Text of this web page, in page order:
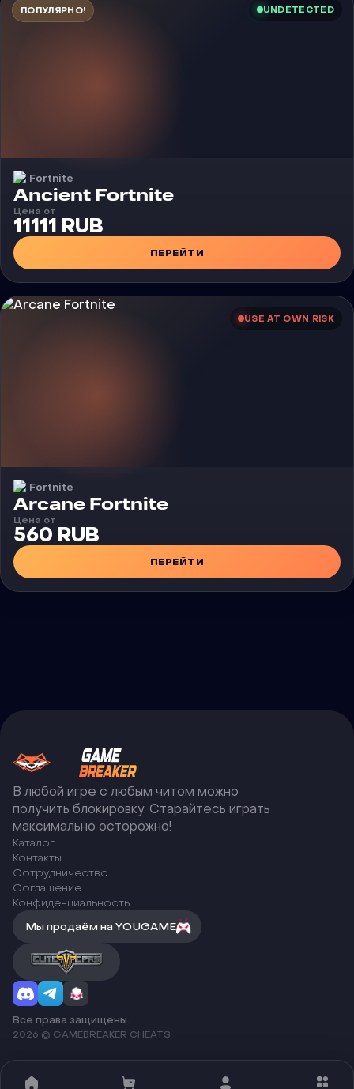
ПОПУЛЯРНО! UNDETECTED
Fortnite
Чит
Ancient Fortnite
Цена от
11111 RUB
ПЕРЕЙТИ
USE AT OWN RISK
Fortnite
Чит
Arcane Fortnite
Цена от
560 RUB
ПЕРЕЙТИ
В любой игре с любым читом можно
получить блокировку. Старайтесь играть
максимально осторожно!
Каталог
Контакты
Сотрудничество
Соглашение
Конфиденциальность
Мы продаём на YOUGAME
Все права защищены.
2026 © GAMEBREAKER CHEATS